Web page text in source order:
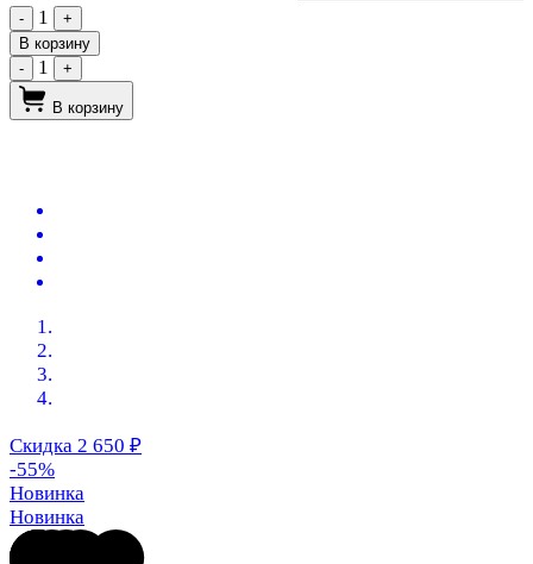
- 1
+
В корзину
-
1 +
В корзину
Скидка 2 650 ₽
-55%
Новинка
Новинка